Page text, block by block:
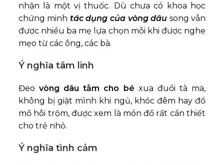
nhận là một vị thuốc. Dù chưa có khoa học
chứng minh tác dụng của vòng dâu song vẫn
được nhiều ba mẹ lựa chọn mỗi khi được nghe
mẹo từ các ông, các bà.
Ý nghĩa tâm linh
Đeovòng dâu tằm cho bé xua đuổi tà ma,
không bị giật mình khi ngủ, khóc đêm hay đổ
mồ hôi trộm, được xem là món đồ rất cần thiết
cho trẻ nhỏ.
Ý nghĩa tình cảm